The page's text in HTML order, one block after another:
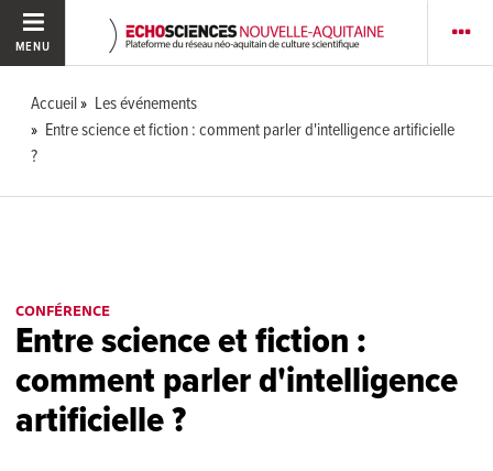
MENU
Accueil
Les événements
Entre science et fiction : comment parler d'intelligence artificielle
?
CONFÉRENCE
Entre science et fiction :
comment parler d'intelligence
artificielle ?